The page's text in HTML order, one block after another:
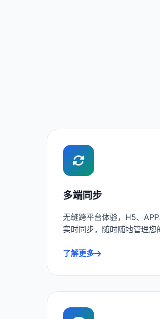
多端同步
无缝跨平台体验，H5、
实时同步，随时随地管理您
了解更多